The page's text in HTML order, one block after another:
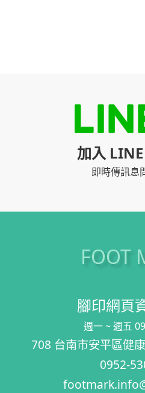
加入
即時傳訊息
FOOT
腳印網頁
週一 ~ 週五
708 台南市安平區健
0952-